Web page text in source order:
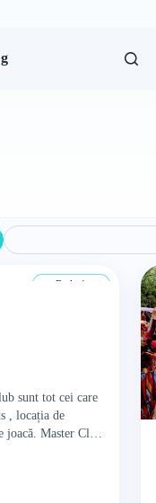
De la 4 ani
sunt tot cei care
, locația de
joacă. Master Club